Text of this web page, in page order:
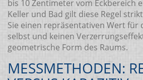
bis 10 Zentimeter vom Eckbereich
Keller und Bad gilt diese Regel
Sie einen repräsentativen Wert für
selbst und keinen
geometrische Form des Raums.
MESSMETHODEN: